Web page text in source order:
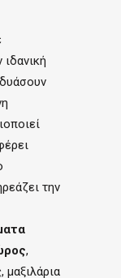
την
,
μαξιλάρια